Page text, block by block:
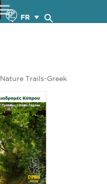
FR
Nature Trails-Greek